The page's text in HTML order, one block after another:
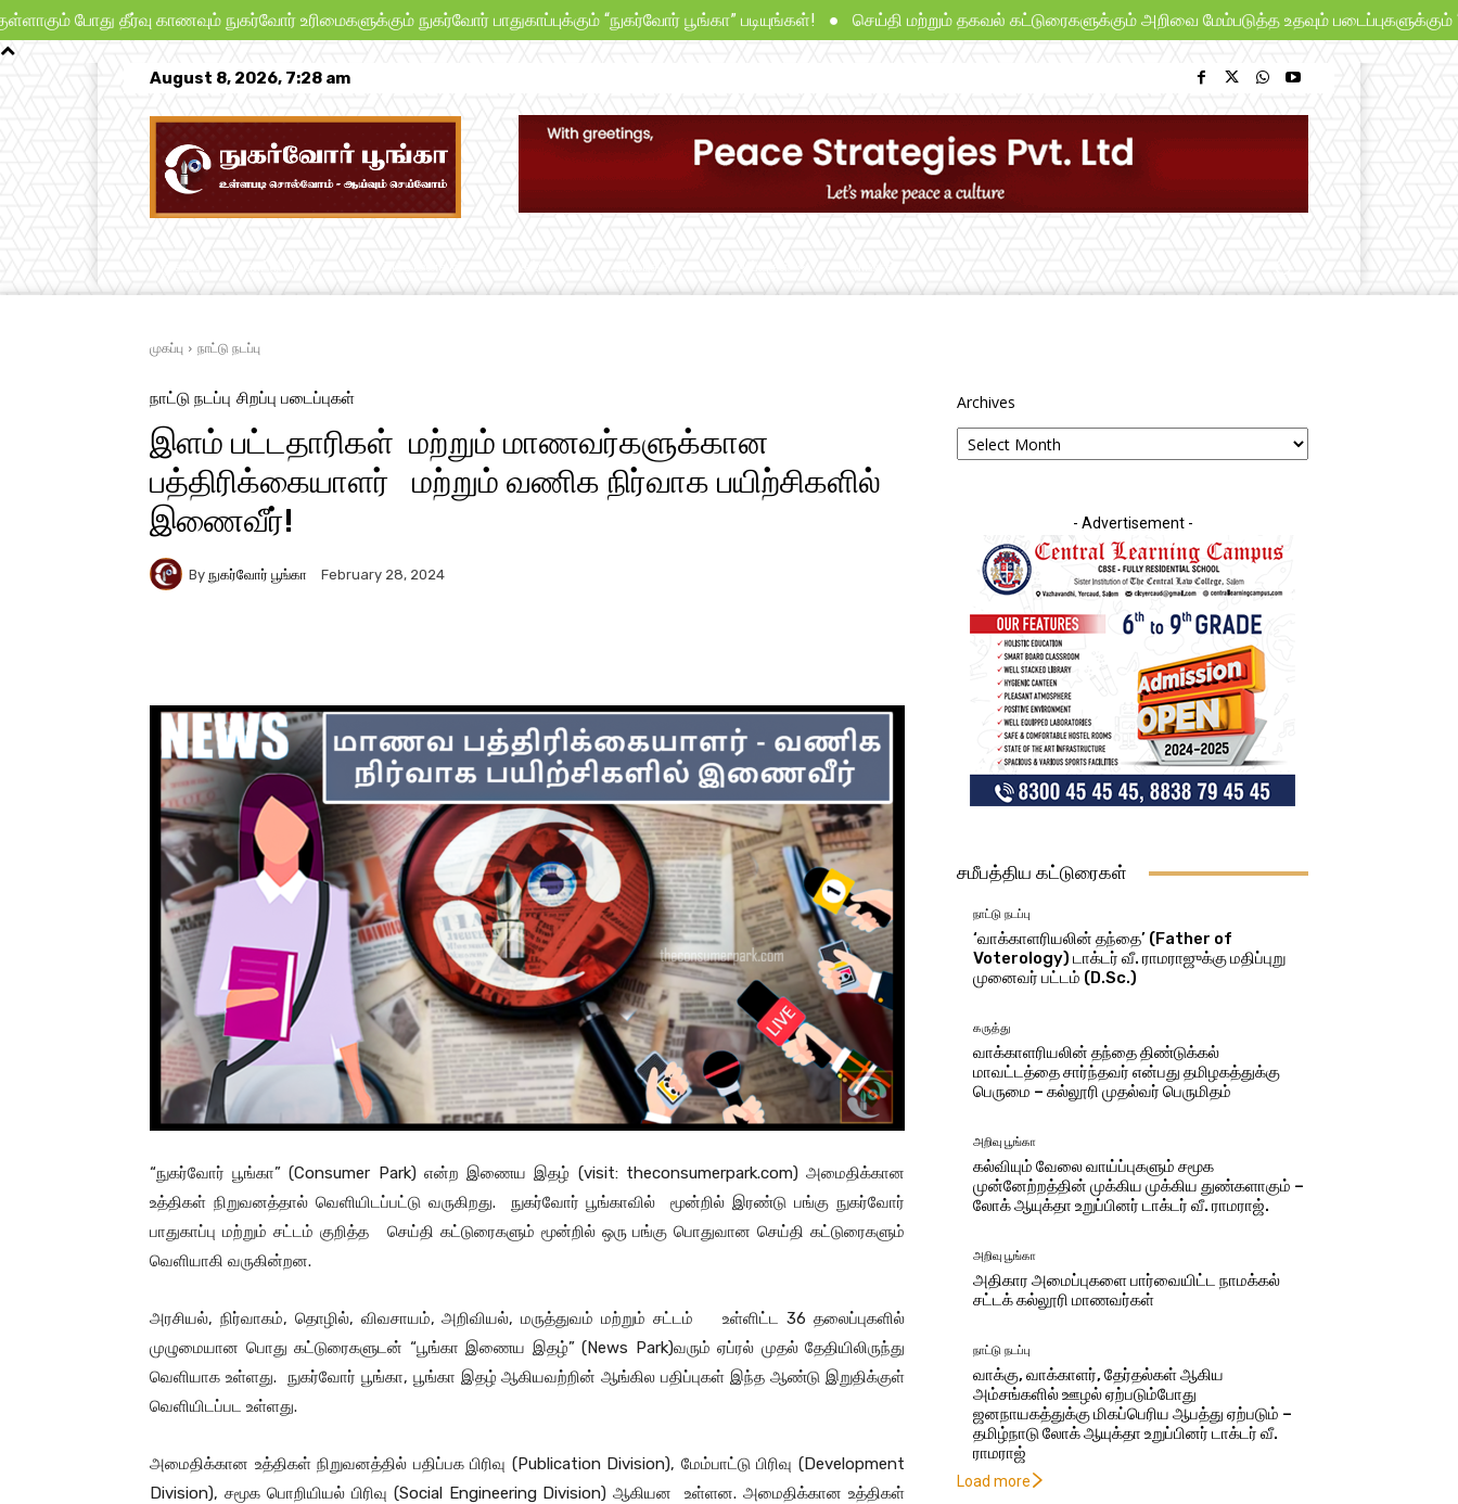
தீர்வு காணவும் நுகர்வோர் உரிமைகளுக்கும் நுகர்வோர் பாதுகாப்புக்கும் “நுகர்வோர் பூங்கா” படியுங்கள்! ● செய்தி மற்றும் தகவல் கட்டுரைகளுக்கும் அறிவை மேம்படுத்த உதவும் படைப்புகளுக்கும்
August 8, 2026, 7:28 am
முகப்பு நாட்டு நடப்பு
நாட்டு நடப்பு சிறப்பு படைப்புகள்
இளம் பட்டதாரிகள் மற்றும் மாணவர்களுக்கான
பத்திரிக்கையாளர் மற்றும் வணிக நிர்வாக பயிற்சிகளில்
இணைவீர்!
By நுகர்வோர் பூங்கா February 28, 2024
“நுகர்வோர் பூங்கா” (Consumer Park) என்ற இணைய இதழ் (visit: theconsumerpark.com) அமைதிக்கான
உத்திகள் நிறுவனத்தால் வெளியிடப்பட்டு வருகிறது. நுகர்வோர் பூங்காவில் மூன்றில் இரண்டு பங்கு நுகர்வோர்
பாதுகாப்பு மற்றும் சட்டம் குறித்த செய்தி கட்டுரைகளும் மூன்றில் ஒரு பங்கு பொதுவான செய்தி கட்டுரைகளும்
வெளியாகி வருகின்றன.
அரசியல், நிர்வாகம், தொழில், விவசாயம், அறிவியல், மருத்துவம் மற்றும் சட்டம் உள்ளிட்ட 36 தலைப்புகளில்
முழுமையான பொது கட்டுரைகளுடன் “பூங்கா இணைய இதழ்” (News Park)வரும் ஏப்ரல் முதல் தேதியிலிருந்து
வெளியாக உள்ளது. நுகர்வோர் பூங்கா, பூங்கா இதழ் ஆகியவற்றின் ஆங்கில பதிப்புகள் இந்த ஆண்டு இறுதிக்குள்
வெளியிடப்பட உள்ளது.
அமைதிக்கான உத்திகள் நிறுவனத்தில் பதிப்பக பிரிவு (Publication Division), மேம்பாட்டு பிரிவு (Development
Division), சமூக பொறியியல் பிரிவு (Social Engineering Division) ஆகியன உள்ளன. அமைதிக்கான உத்திகள்
Archives
- Advertisement -
சமீபத்திய கட்டுரைகள்
நாட்டு நடப்பு
‘வாக்காளரியலின் தந்தை’ (Father of
Voterology) டாக்டர் வீ. ராமராஜுக்கு மதிப்புறு
முனைவர் பட்டம் (D.Sc.)
கருத்து
வாக்காளரியலின் தந்தை திண்டுக்கல்
மாவட்டத்தை சார்ந்தவர் என்பது தமிழகத்துக்கு
பெருமை – கல்லூரி முதல்வர் பெருமிதம்
அறிவு பூங்கா
கல்வியும் வேலை வாய்ப்புகளும் சமூக
முன்னேற்றத்தின் முக்கிய முக்கிய துண்களாகும் –
லோக் ஆயுக்தா உறுப்பினர் டாக்டர் வீ. ராமராஜ்.
அறிவு பூங்கா
அதிகார அமைப்புகளை பார்வையிட்ட நாமக்கல்
சட்டக் கல்லூரி மாணவர்கள்
நாட்டு நடப்பு
வாக்கு, வாக்காளர், தேர்தல்கள் ஆகிய
அம்சங்களில் ஊழல் ஏற்படும்போது
ஜனநாயகத்துக்கு மிகப்பெரிய ஆபத்து ஏற்படும் –
தமிழ்நாடு லோக் ஆயுக்தா உறுப்பினர் டாக்டர் வீ.
ராமராஜ்
Load more